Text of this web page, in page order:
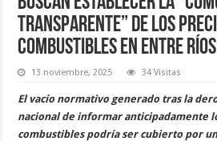
transparente” de los
combustibles en Entre Ríos
13 noviembre, 2025 34 Visitas
El vacío normativo generado tras la
nacional de informar anticipadamente
combustibles podría ser cubierto por